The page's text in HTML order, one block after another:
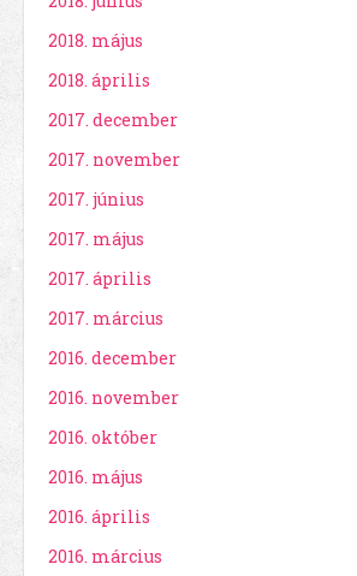
2018. május
2018. április
2017. december
2017. november
2017. június
2017. május
2017. április
2017. március
2016. december
2016. november
2016. október
2016. május
2016. április
2016. március